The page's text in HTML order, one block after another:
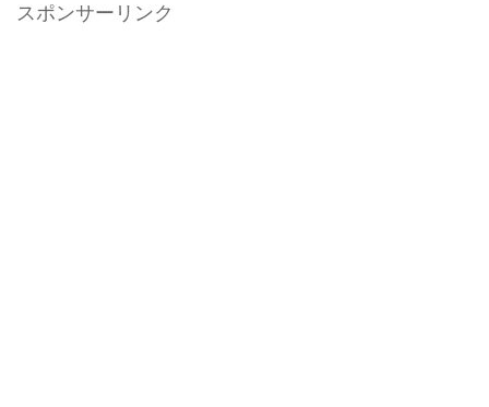
スポンサーリンク